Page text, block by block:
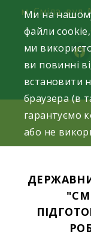
content
м. Сміла, вул.
Ми на
файли
ми
ви повинні
встановити
браузера (в
гарантуємо
або не